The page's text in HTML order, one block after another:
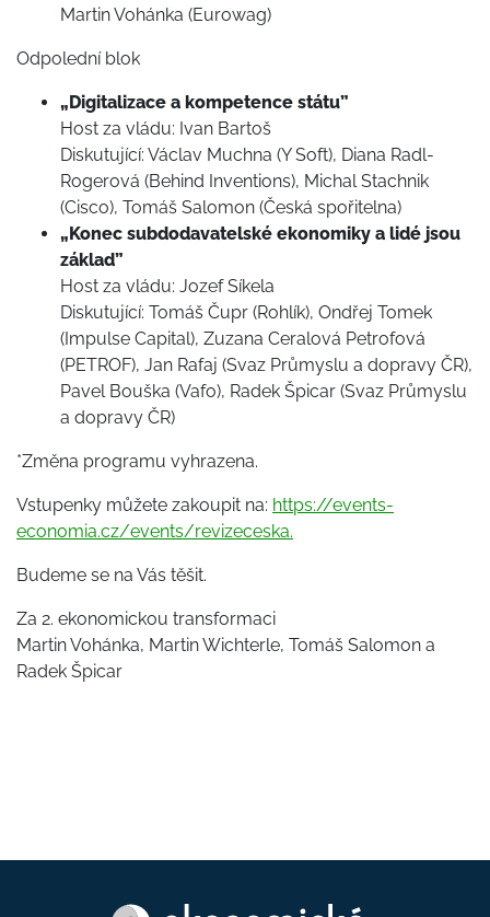
Martin Vohánka (Eurowag)
Odpolední blok
„Digitalizace a kompetence státu”
Host za vládu: Ivan Bartoš
Diskutující: Václav Muchna (Y Soft), Diana Radl-
Rogerová (Behind Inventions), Michal Stachnik
(Cisco), Tomáš Salomon (Česká spořitelna)
„Konec subdodavatelské ekonomiky a lidé jsou
základ”
Host za vládu: Jozef Síkela
Diskutující: Tomáš Čupr (Rohlík), Ondřej Tomek
(Impulse Capital), Zuzana Ceralová Petrofová
(PETROF), Jan Rafaj (Svaz Průmyslu a dopravy ČR),
Pavel Bouška (Vafo), Radek Špicar (Svaz Průmyslu
a dopravy ČR)
*Změna programu vyhrazena.
Vstupenky můžete zakoupit na: https://events-
economia.cz/events/revizeceska.
Budeme se na Vás těšit.
Za 2. ekonomickou transformaci
Martin Vohánka, Martin Wichterle, Tomáš Salomon a
Radek Špicar